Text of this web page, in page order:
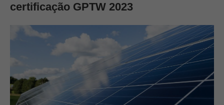
certificação GPTW 2023